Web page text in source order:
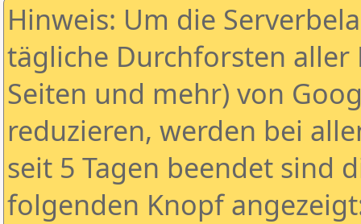
Hinweis: Um die
tägliche Durchforsten aller
Seiten und mehr) von
reduzieren, werden bei
seit 5 Tagen beendet sind
folgenden Knopf